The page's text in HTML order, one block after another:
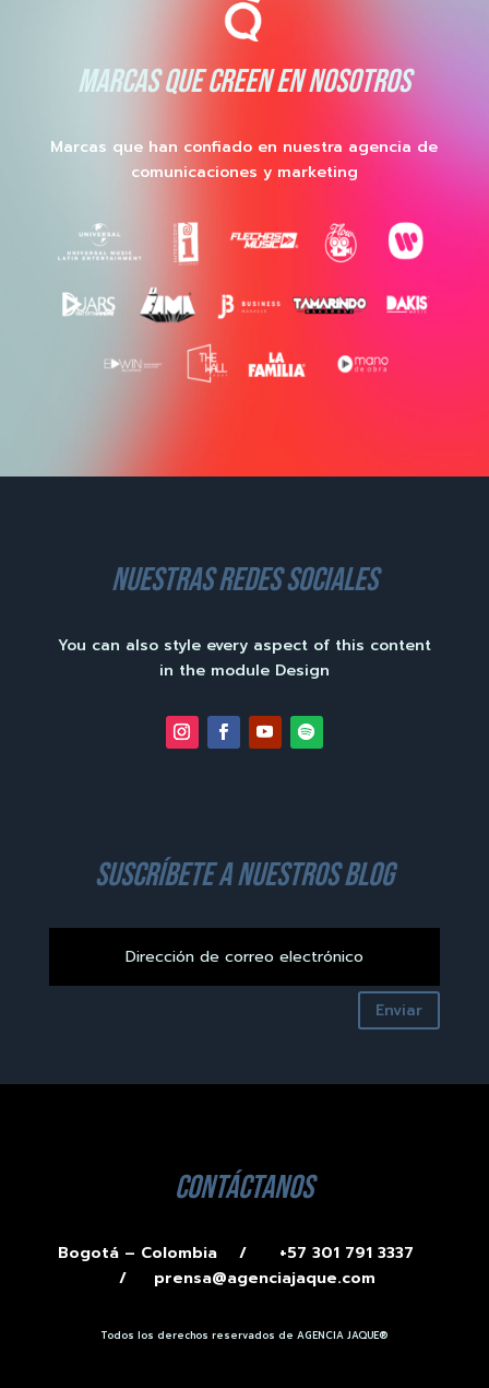
MARCAS QUE CREEN EN NOSOTROS
Marcas que han confiado en nuestra agencia de
comunicaciones y marketing
nuestras redes sociales
You can also style every aspect of this content
in the module Design
suscríbete a nuestros blog
Enviar
contáctanos
Bogotá – Colombia /
+57 301 791 3337
/ prensa@agenciajaque.com
Todos los derechos reservados de AGENCIA JAQUE®